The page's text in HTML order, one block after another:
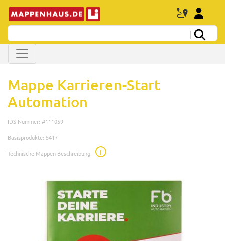
Mappe Karrieren-Start
Automation
IDS Nummer: #111059
Basisprodukte: 5417
Technische Mappen Beschreibung
i